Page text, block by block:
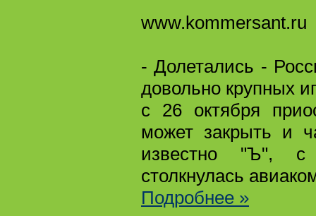
www.kommersant.ru
- Долетались -
довольно крупных
с 26 октября
может закрыть и
известно "Ъ", с
столкнулась
Подробнее »